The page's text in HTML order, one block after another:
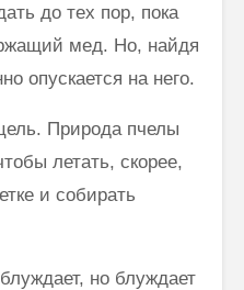
до тех пор, пока
мед. Но, найдя
опускается на него.
Природа пчелы
летать, скорее,
и собирать
но блуждает